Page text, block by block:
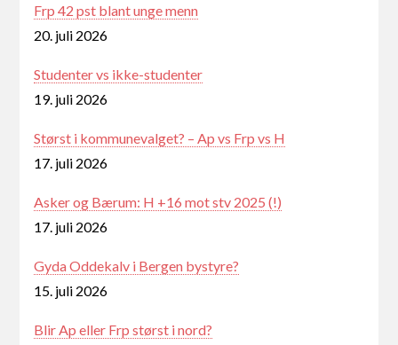
Frp 42 pst blant unge menn
20. juli 2026
Studenter vs ikke-studenter
19. juli 2026
Størst i kommunevalget? – Ap vs Frp vs H
17. juli 2026
Asker og Bærum: H +16 mot stv 2025 (!)
17. juli 2026
Gyda Oddekalv i Bergen bystyre?
15. juli 2026
Blir Ap eller Frp størst i nord?